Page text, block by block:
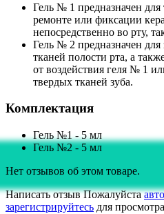
Гель № 1 предназначен
ремонте или фиксации
непосредственно во рту,
Гель № 2 предназначен
тканей полости рта, а
от воздействия геля № 1
твердых тканей зуба.
Комплектация
Гель №1 - 5 мл
Гель №2 - 5 мл
Нет отзывов об этом товаре.
Написать отзывПожалуйста
зарегистрируйтесь для просмотра